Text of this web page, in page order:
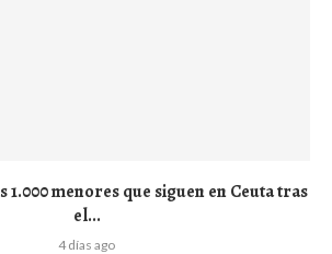
1.000 menores que siguen en Ceuta tras
el...
4 días ago